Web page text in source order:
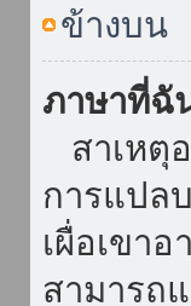
ข้างบน
ภาษาที่ฉั
สาเหตุ
การแปล
เผื่อเขา
สามารถ